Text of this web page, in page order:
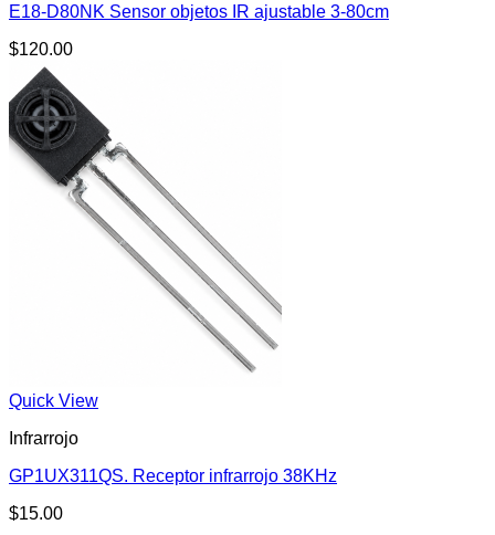
E18-D80NK Sensor objetos IR ajustable 3-80cm
$120.00
Quick View
Infrarrojo
GP1UX311QS. Receptor infrarrojo 38KHz
$15.00